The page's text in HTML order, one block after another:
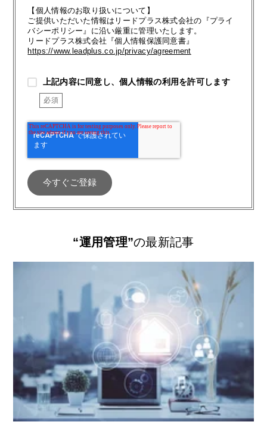
【個人情報のお取り扱いについて】
ご提供いただいた情報はリードプラス株式会社の『プライ
バシーポリシー』に沿い厳重に管理いたします。
リードプラス株式会社『個人情報保護同意書』
https://www.leadplus.co.jp/privacy/agreement
上記内容に同意し、個人情報の利用を許可します
“運用管理”の最新記事